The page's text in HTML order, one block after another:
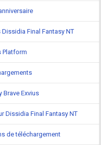
Final Fantasy NT
Platform
Brave Exvius
Dissidia Final Fantasy NT
de téléchargement